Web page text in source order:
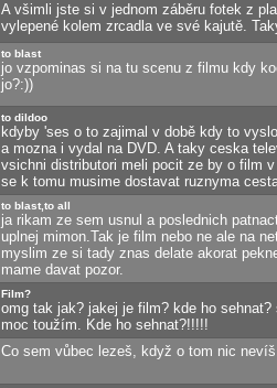
A všimli jste si v jednom záběru fotek z
vylepené kolem zrcadla ve své kajutě.
to blast
jo vzpominas si na tu scenu z filmu kdy
jo?:))
to dildoo
kdyby 'ses o to zajimal v době kdy to
a mozna i vydal na DVD. A taky ceska
vsichni distributori meli pocit ze by o film
se k tomu musime dostavat ruznyma
to blast,to all
ja rikam ze sem usnul a poslednich
uplnej mimon.Tak je film nebo ne ale na
myslim ze si tady znas delate akorat
mame davat pozor.
Film?
omg tak jak? jakej je film? kde ho
moc toužím. Kde ho sehnat?!!!!!
Co sem vůbec lezeš, když o tom nic